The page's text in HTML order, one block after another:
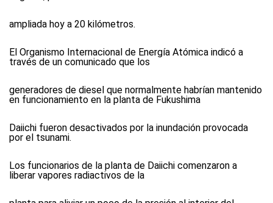
ampliada hoy a 20 kilómetros.
El Organismo Internacional de Energía Atómica indicó a
través de un comunicado que los
generadores de diesel que normalmente habrían mantenido
en funcionamiento en la planta de Fukushima
Daiichi fueron desactivados por la inundación provocada
por el tsunami.
Los funcionarios de la planta de Daiichi comenzaron a
liberar vapores radiactivos de la